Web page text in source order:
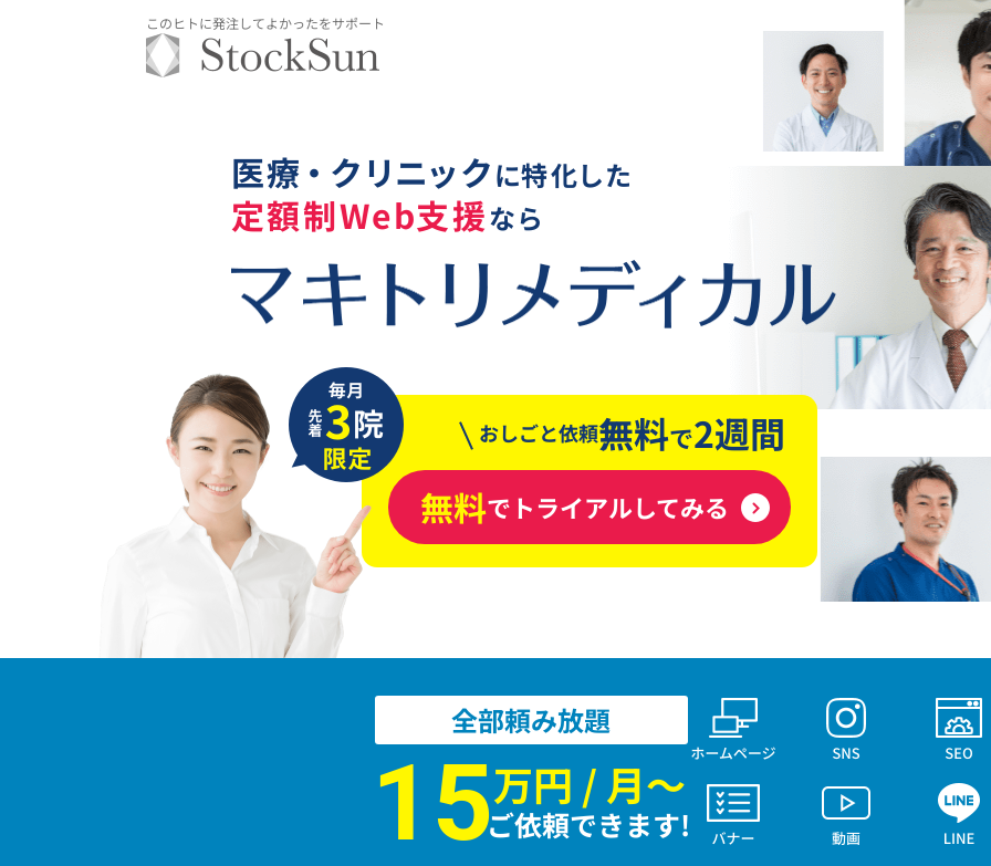
このヒトに発注してよかったをサポート
医療・ クリニックに特化した
定額制Web支援なら
おしごと依頼無料で2週間
無料でトライアルしてみる
全部頼み放題
15万円 / 月〜
ご依頼できます!